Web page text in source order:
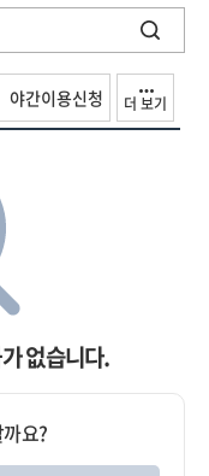
야간이용신청 더 보기
없습니다.
요?